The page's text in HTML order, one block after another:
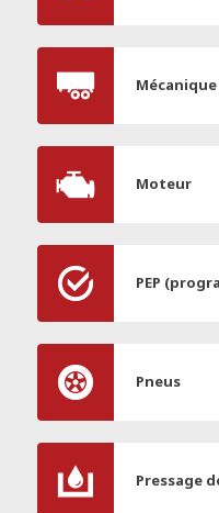
Moteur
PEP
Pneus
Pressage